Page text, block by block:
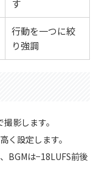
す
行動を一つに絞
り強調
影します。
く設定します。
BGMは−18LUFS前後